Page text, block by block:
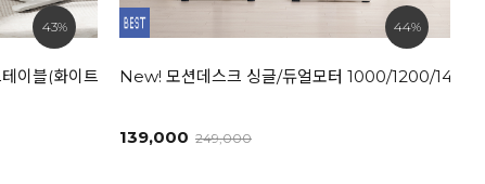
43%
이블(화이트/내추럴)
44%
New! 모션데스크 싱글/듀얼모터 1000/1200/
139,000 249,000